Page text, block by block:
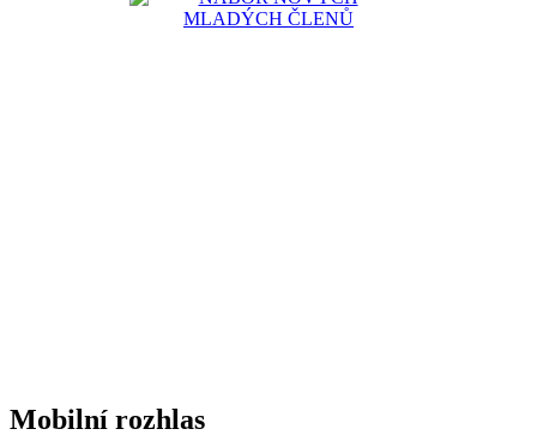
Mobilní rozhlas